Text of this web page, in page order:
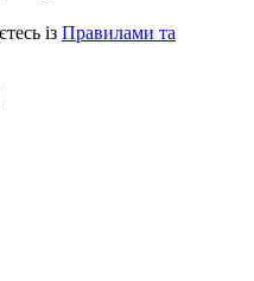
із Правилами та